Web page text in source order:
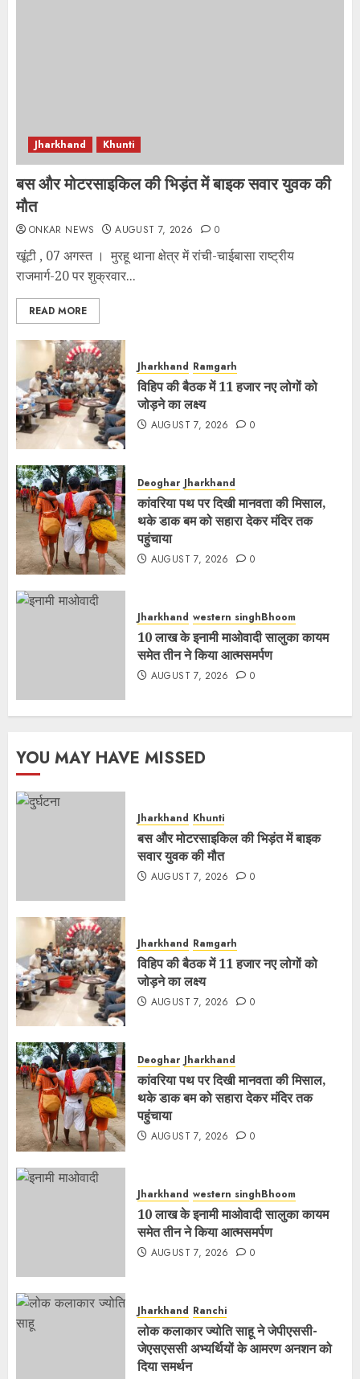
Jharkhand Khunti
बस और मोटरसाइकिल की भिड़ंत में बाइक सवार युवक की
मौत
ONKAR NEWS AUGUST 7, 2026 0
खूंटी , 07 अगस्त । मुरहू थाना क्षेत्र में रांची-चाईबासा राष्ट्रीय
राजमार्ग-20 पर शुक्रवार...
READ MORE
Jharkhand Ramgarh
विहिप की बैठक में 11 हजार नए लोगों को
जोड़ने का लक्ष्य
AUGUST 7, 2026 0
Deoghar Jharkhand
कांवरिया पथ पर दिखी मानवता की मिसाल,
थके डाक बम को सहारा देकर मंदिर तक
पहुंचाया
AUGUST 7, 2026 0
Jharkhand western singhBhoom
10 लाख के इनामी माओवादी सालुका कायम
समेत तीन ने किया आत्मसमर्पण
AUGUST 7, 2026 0
YOU MAY HAVE MISSED
Jharkhand Khunti
बस और मोटरसाइकिल की भिड़ंत में बाइक
सवार युवक की मौत
AUGUST 7, 2026 0
Jharkhand Ramgarh
विहिप की बैठक में 11 हजार नए लोगों को
जोड़ने का लक्ष्य
AUGUST 7, 2026 0
Deoghar Jharkhand
कांवरिया पथ पर दिखी मानवता की मिसाल,
थके डाक बम को सहारा देकर मंदिर तक
पहुंचाया
AUGUST 7, 2026 0
Jharkhand western singhBhoom
10 लाख के इनामी माओवादी सालुका कायम
समेत तीन ने किया आत्मसमर्पण
AUGUST 7, 2026 0
Jharkhand Ranchi
लोक कलाकार ज्योति साहू ने जेपीएससी-
जेएसएससी अभ्यर्थियों के आमरण अनशन को
दिया समर्थन